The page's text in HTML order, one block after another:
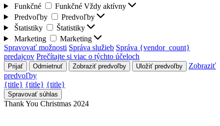
Funkčné
Funkčné Vždy aktívny
Predvoľby
Predvoľby
Štatistiky
Štatistiky
Marketing
Marketing
Spravovať možnosti Správa služieb Správa {vendor_count}
predajcov Prečítajte si viac o týchto účeloch
Prijať Odmietnuť Zobraziť predvoľby Uložiť predvoľby
Zobraziť
predvoľby
{title} {title} {title}
Spravovať súhlas
Thank You Christmas 2024